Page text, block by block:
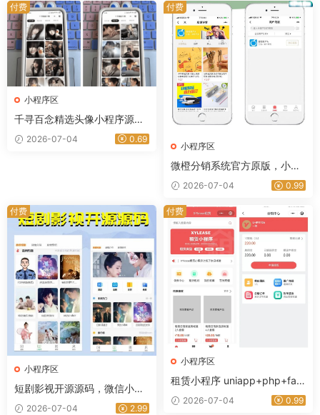
小程序区
千寻百念精选头像小程序源码
支持流量主瀑布流头像小程序
源码-星途资源网
2026-07-04 0.69
付费
小程序区
微橙分销系统官方原版，小程
序商城+公众号商城，全开源
可任意二开
2026-07-04 0.99
付费
小程序区
短剧影视开源源码，微信小程
序H5网页付费模式会员系统
2026-07-04 2.99
付费
小程序区
租赁小程序 uniapp+php+fast
admin2026-07-04 0.99
付费